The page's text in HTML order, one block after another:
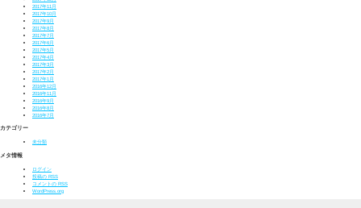
2017年11月
2017年10月
2017年9月
2017年8月
2017年7月
2017年6月
2017年5月
2017年4月
2017年3月
2017年2月
2017年1月
2016年12月
2016年11月
2016年9月
2016年8月
2016年7月
カテゴリー
未分類
メタ情報
ログイン
投稿の RSS
コメントの RSS
WordPress.org